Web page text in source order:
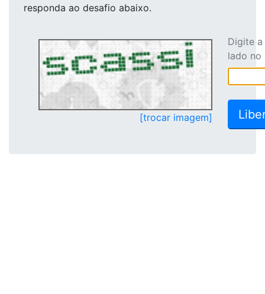
responda ao desafio abaixo.
[trocar imagem]
Digite
lado no